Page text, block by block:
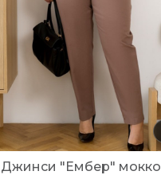
Джинси "Ембер" мокко